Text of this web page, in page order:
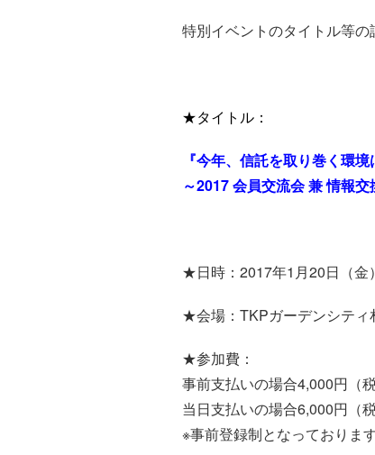
特別イベントのタイトル等の
★タイトル：
『今年、信託を取り巻く環
～2017 会員交流会 兼 情報交
★日時：2017年1月20日（金
★会場：TKPガーデンシティ
★参加費：
事前支払いの場合4,000円（
当日支払いの場合6,000円（税
※事前登録制となっておりま